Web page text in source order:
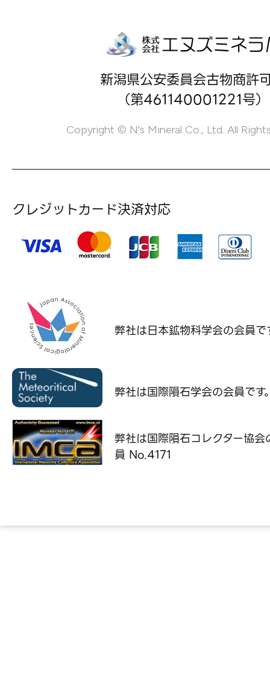
新潟県公安委員会古物商許
（第461140001221号）
Copyright © N's Mineral Co., Ltd. All
クレジットカード決済対応
弊社は日本鉱物科学会の会員で
弊社は国際隕石学会の会員です
弊社は国際隕石コレクター協会
員 No.4171